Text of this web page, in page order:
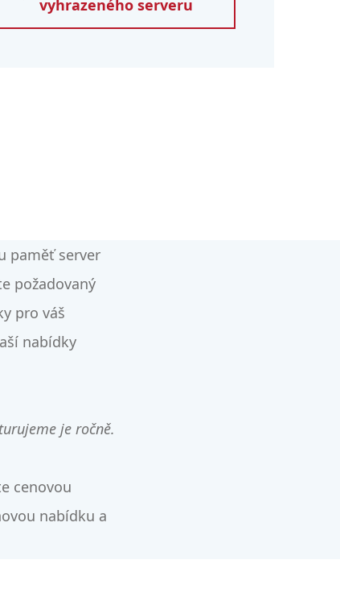
vyhrazeného serveru
paměť server
požadovaný
pro váš
nabídky
je ročně.
cenovou
nabídku a